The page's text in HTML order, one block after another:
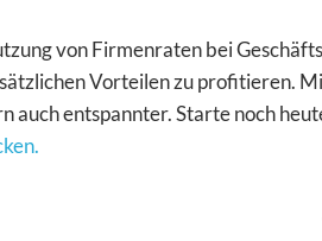
von Firmenraten bei
Vorteilen zu profitieren.
auch entspannter. Starte noch